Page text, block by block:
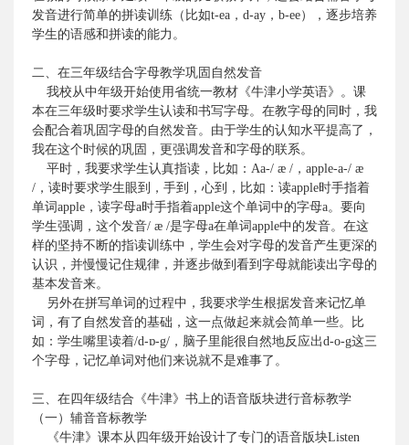
发音进行简单的拼读训练（比如t-ea ， d-ay ， b-ee），逐步培养
学生的语感和拼读的能力。
二、在三年级结合字母教学巩固自然发音
我校从中年级开始使用省统一教材《牛津小学英语》。课
本在三年级时要求学生认读和书写字母。在教字母的同时，我
会配合着巩固字母的自然发音。由于学生的认知水平提高了，
我在这个时候的巩固，更强调发音和字母的联系。
平时，我要求学生认真指读，比如： Aa-/ æ / ， apple-a-/ æ
/ ，读时要求学生眼到，手到，心到，比如：读apple时手指着
单词 apple ，读字母a时手指着apple这个单词中的字母a。要向
学生强调，这个发音/ æ /是字母a在单词 apple中的发音。在这
样的坚持不断的指读训练中，学生会对字母的发音产生更深的
认识，并慢慢记住规律，并逐步做到看到字母就能读出字母的
基本发音来。
另外在拼写单词的过程中，我要求学生根据发音来记忆单
词，有了自然发音的基础，这一点做起来就会简单一些。比
如：学生嘴里读着/d-ɒ-g/ ，脑子里能很自然地反应出d-o-g这三
个字母，记忆单词对他们来说就不是难事了。
三、在四年级结合《牛津》书上的语音版块进行音标教学
（一）辅音音标教学
《牛津》课本从四年级开始设计了专门的语音版块Listen